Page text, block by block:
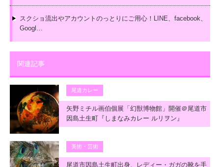
スクショ流出やアカウントのっとりにご用心！LINE、facebook、
Googl…
関連記事
尾道カレー
矢野ミチル画伯個展「幻獣博物館」開催＠尾道市
因島土生町『しまなみカレー ルリヲン』
美術・芸術
尾道市因島土生町出身、レディー・ガガの靴を手